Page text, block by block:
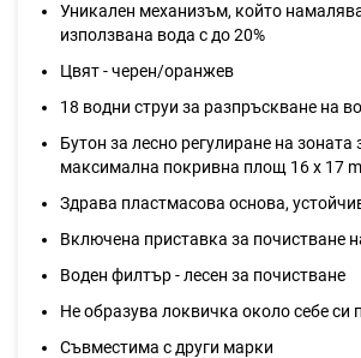
Уникален механизъм, който
използвана вода с до 20%
Цвят - черен/оранжев
18 водни струи за разпръскване на
Бутон за лесно регулиране на зоната
максимална покривна площ 16 х 17
Здрава пластмасова основа,
Включена приставка за почистване
Воден филтър - лесен за почистване
Не образува локвичка около себе си
Съвместима с други марки